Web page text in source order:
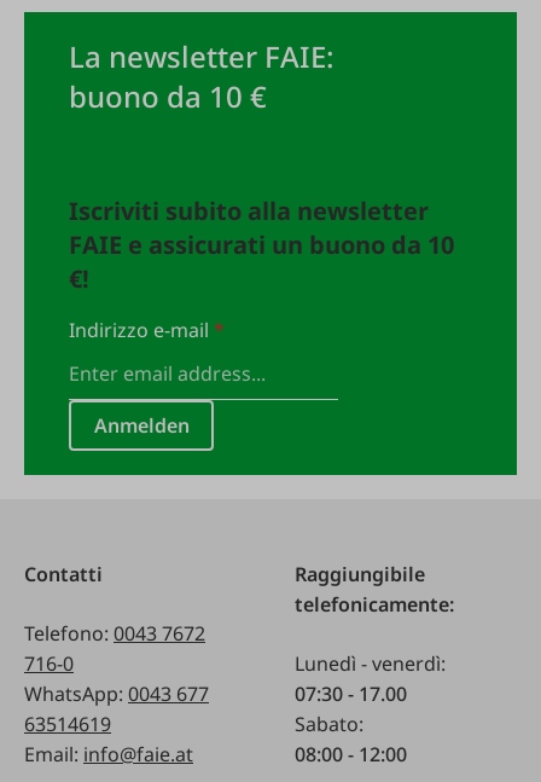
La newsletter FAIE:
buono da 10 €
Iscriviti subito alla newsletter
FAIE e assicurati un buono da 10
€!
Indirizzo e-mail*
Anmelden
Contatti
Telefono: 0043 7672
716-0
WhatsApp: 0043 677
63514619
Email: info@faie.at
Raggiungibile
telefonicamente:
Lunedì - venerdì:
07:30 - 17.00
Sabato:
08:00 - 12:00